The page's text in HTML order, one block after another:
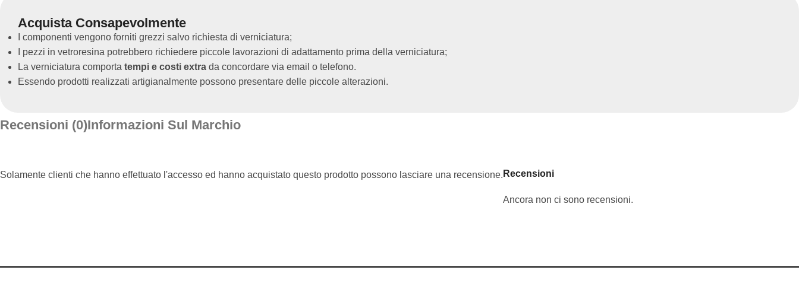
Acquista Consapevolmente
I componenti vengono forniti grezzi salvo richiesta di verniciatura;
I pezzi in vetroresina potrebbero richiedere piccole lavorazioni di adattamento prima della verniciatura;
La verniciatura comporta tempi e costi extra da concordare via email o telefono.
Essendo prodotti realizzati artigianalmente possono presentare delle piccole alterazioni.
Recensioni (0)Informazioni Sul Marchio
Recensioni
Ancora non ci sono recensioni.
Solamente clienti che hanno effettuato l'accesso ed hanno acquistato questo prodotto possono lasciare una recensione.